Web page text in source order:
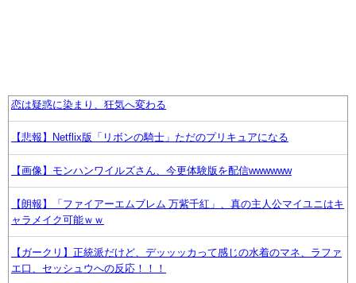
恋は疑惑に染まり、狂気へ変わる
【悲報】Netflix版「リボンの騎士」ただのプリキュアになる
【画像】モンハンワイルズさん、今更体験版を配信wwwwww
【朗報】「ファイアーエムブレム 万紫千紅」、真の主人公マイユニはキ
ャラメイク可能ｗｗ
【ガークリ】正統派だけど、デッッッカって感じの水着のマネ、ラファ
エ口、セッシュウへの反応！！！